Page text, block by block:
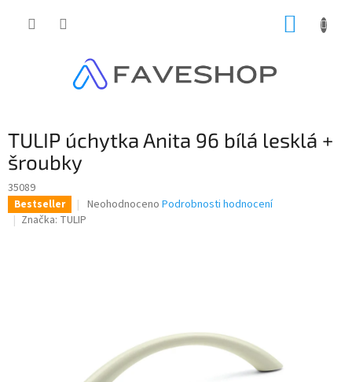
TULIP úchytka Anita 96 bílá lesklá +
šroubky
35089
Bestseller
Průměrné
Neohodnoceno Podrobnosti hodnocení
Značka: TULIP